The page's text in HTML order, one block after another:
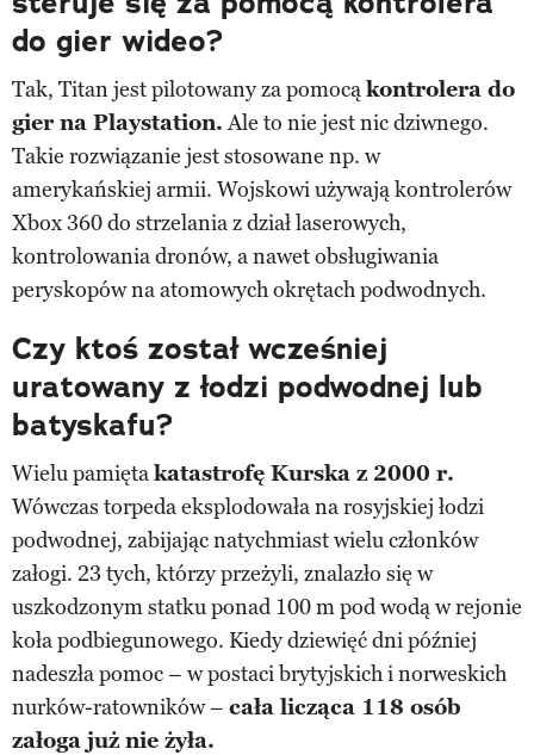
do gier wideo?
Tak, Titan jest pilotowany za pomocąkontrolera do
gier na Playstation.Ale to nie jest nic dziwnego.
Takie rozwiązanie jest stosowane np. w
amerykańskiej armii. Wojskowi używają kontrolerów
Xbox 360 do strzelania z dział laserowych,
kontrolowania dronów, a nawet obsługiwania
peryskopów na atomowych okrętach podwodnych.
Czy ktoś został wcześniej
uratowany z łodzi podwodnej lub
batyskafu?
Wielu pamiętakatastrofę Kurska z 2000 r.
Wówczas torpeda eksplodowała na rosyjskiej łodzi
podwodnej, zabijając natychmiast wielu członków
załogi. 23 tych, którzy przeżyli, znalazło się w
uszkodzonym statku ponad 100 m pod wodą w rejonie
koła podbiegunowego. Kiedy dziewięć dni później
nadeszła pomoc – w postaci brytyjskich i norweskich
nurków-ratowników – cała licząca 118 osób
załoga już nie żyła.